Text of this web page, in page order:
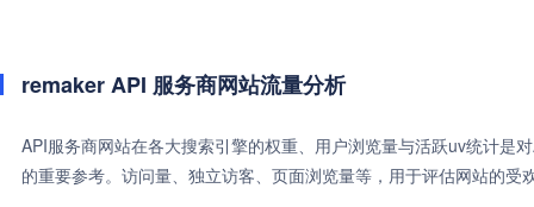
remaker API 服务商网站流量分析
API服务商网站在各大搜索引擎的权重、用户浏览量与活跃uv统计是
的重要参考。访问量、独立访客、页面浏览量等，用于评估网站的